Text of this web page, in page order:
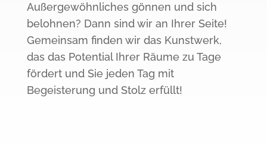
Außergewöhnliches gönnen und sich
belohnen? Dann sind wir an Ihrer Seite!
Gemeinsam finden wir das Kunstwerk,
das das Potential Ihrer Räume zu Tage
fördert und Sie jeden Tag mit
Begeisterung und Stolz erfüllt!